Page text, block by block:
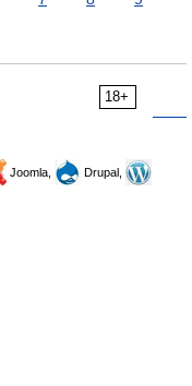
18+
Joomla,
Drupal,